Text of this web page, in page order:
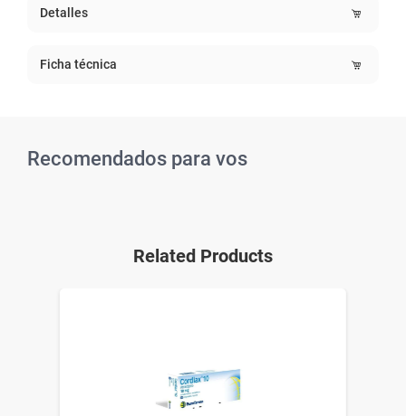
Detalles
Ficha técnica
Recomendados para vos
Related Products